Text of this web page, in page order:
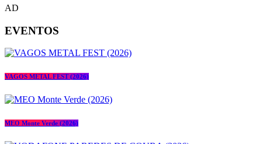
AD
EVENTOS
VAGOS METAL FEST (2026)
MEO Monte Verde (2026)